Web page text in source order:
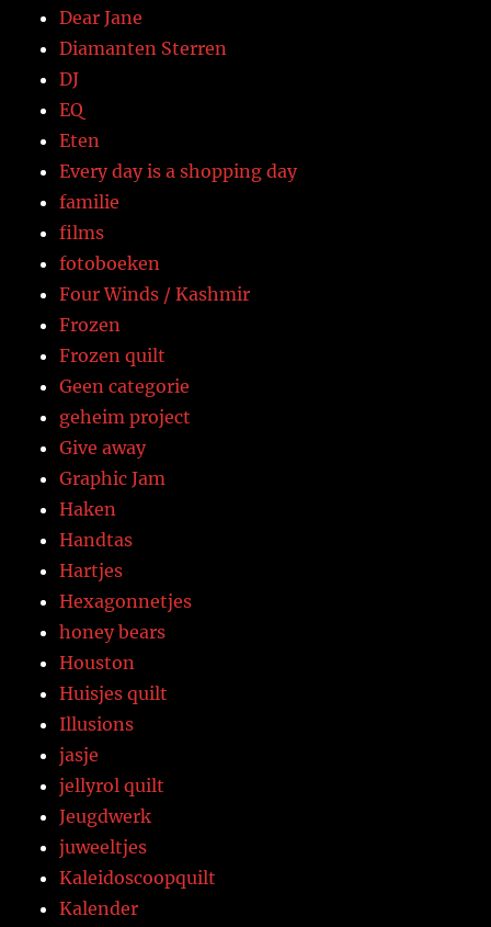
Dear Jane
Diamanten Sterren
DJ
EQ
Eten
Every day is a shopping day
familie
films
fotoboeken
Four Winds / Kashmir
Frozen
Frozen quilt
Geen categorie
geheim project
Give away
Graphic Jam
Haken
Handtas
Hartjes
Hexagonnetjes
honey bears
Houston
Huisjes quilt
Illusions
jasje
jellyrol quilt
Jeugdwerk
juweeltjes
Kaleidoscoopquilt
Kalender